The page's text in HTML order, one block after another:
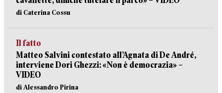
di Caterina Cossu
Il fatto
Matteo Salvini contestato all’Agnata di De André,
interviene Dori Ghezzi: «Non è democrazia» –
VIDEO
di Alessandro Pirina